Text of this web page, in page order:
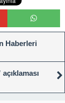
Haberleri